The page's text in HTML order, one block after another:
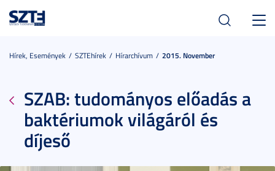
Hírek, Események SZTEhírek Hírarchívum 2015. November
SZAB: tudományos előadás a
baktériumok világáról és
díjeső